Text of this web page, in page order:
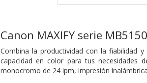
Canon MAXIFY serie MB5150
Combina la productividad con la fiabilidad
capacidad en color para tus necesidades
monocromo de 24 ipm, impresión